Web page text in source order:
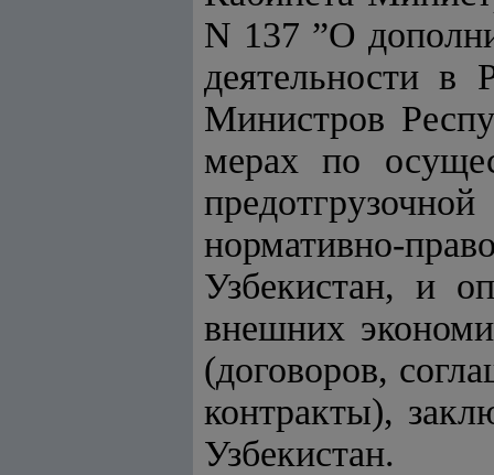
N 137 ”О
деятельности в
Министров
мерах по
нормативно-
Узбекистан, и
внешних
(договоров,
контракты),
Узбекистан.